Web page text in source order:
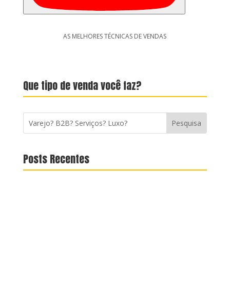
AS MELHORES TÉCNICAS DE VENDAS
Que tipo de venda você faz?
Posts Recentes